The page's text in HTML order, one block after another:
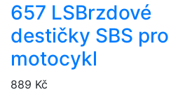
657 LSBrzdové
destičky SBS pro
motocykl
889 Kč